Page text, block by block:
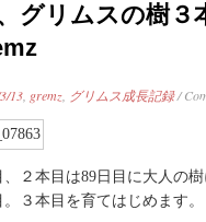
グリムスの樹３
13, gremz, グリムス成長記録/
、２本目は89日目に大人の
３本目を育てはじめます。